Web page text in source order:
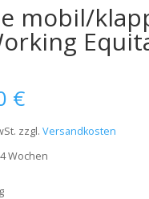
mobil/
€
zzgl. Versandkosten
Wochen